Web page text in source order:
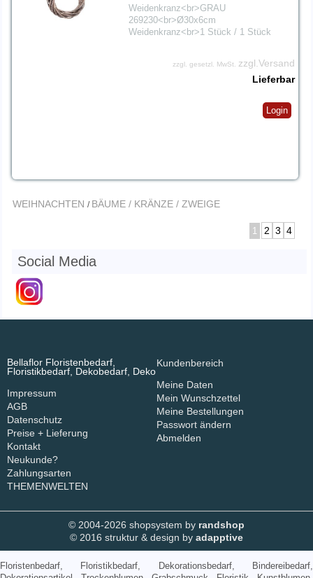
Weidenkranz<br>GRAU
269230<br>Ø30x6cm
Weidenkranz<br>1 Stück / 1 Stück
zzgl. gesetzl. MwSt. zzgl.Versand
Lieferbar
Login
WEIHNACHTEN / BÄUME / KRÄNZE / ZWEIGE
1 2 3 4
Social Media
Bellaflor Floristenbedarf,
Floristikbedarf, Dekobedarf, Deko
Impressum
AGB
Datenschutz
Preise + Lieferung
Kontakt
Neukunde?
Zahlungsarten
THEMENWELTEN
Kundenbereich
Meine Daten
Mein Wunschzettel
Meine Bestellungen
Passwort ändern
Abmelden
© 2004-2026 shopsystem by randshop
© 2016 struktur & design by adapptive
Floristenbedarf, Floristikbedarf, Dekorationsbedarf, Bindereibedarf,